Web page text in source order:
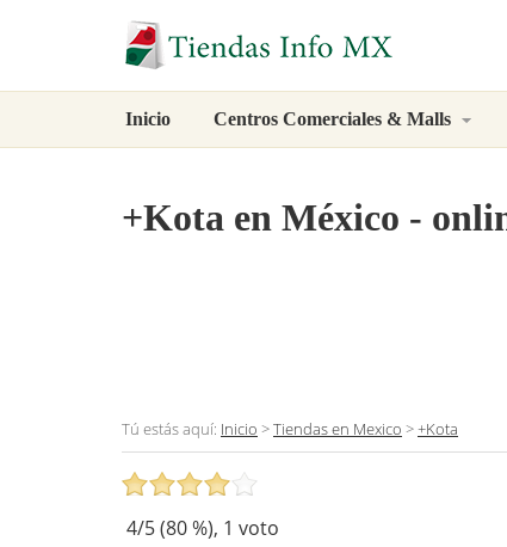
Inicio Centros Comerciales & Malls
+Kota en México -
Tú estás aquí: Inicio >Tiendas en Mexico >+Kota
4/5 (80%), 1 voto